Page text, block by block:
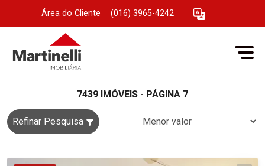
Área do Cliente (016) 3965-4242
7439 IMÓVEIS - PÁGINA 7
Refinar Pesquisa